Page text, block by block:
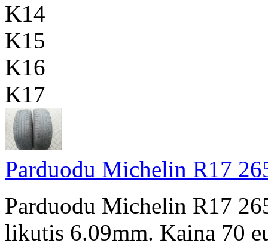
K14
K15
K16
K17
Parduodu Michelin R17
Parduodu Michelin R17
likutis 6.09mm. Kaina 70